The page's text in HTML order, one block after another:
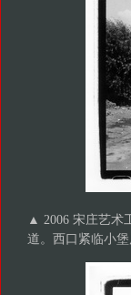
▲ 2006 宋庄艺术
道。西口紧临小